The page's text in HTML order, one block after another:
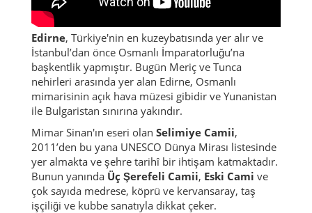
Edirne, Türkiye'nin en kuzeybatısında yer alır ve
İstanbul’dan önce Osmanlı İmparatorluğu’na
başkentlik yapmıştır. Bugün Meriç ve Tunca
nehirleri arasında yer alan Edirne, Osmanlı
mimarisinin açık hava müzesi gibidir ve Yunanistan
ile Bulgaristan sınırına yakındır.
Mimar Sinan'ın eseri olan Selimiye Camii,
2011’den bu yana UNESCO Dünya Mirası listesinde
yer almakta ve şehre tarihî bir ihtişam katmaktadır.
Bunun yanında Üç Şerefeli Camii, Eski Cami ve
çok sayıda medrese, köprü ve kervansaray, taş
işçiliği ve kubbe sanatıyla dikkat çeker.